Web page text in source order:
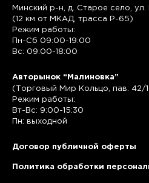
Минский р-н, д. Старое село, ул.
(12 км от МКАД, трасса P-65)
Режим работы:
Пн-Сб 09:00-19:00
Вс: 09:00-18:00
Авторынок “Малиновка”
(Торговый Мир Кольцо, пав. 42/
Режим работы:
Вт-Вс: 9:00-15:30
Пн: выходной
Договор публичной оферты
Политика обработки